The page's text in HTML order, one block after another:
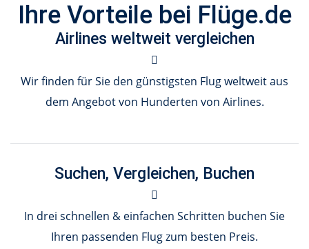
Ihre Vorteile bei Flüge.de
Airlines weltweit vergleichen
Wir finden für Sie den günstigsten Flug weltweit aus
dem Angebot von Hunderten von Airlines.
Suchen, Vergleichen, Buchen
In drei schnellen & einfachen Schritten buchen Sie
Ihren passenden Flug zum besten Preis.